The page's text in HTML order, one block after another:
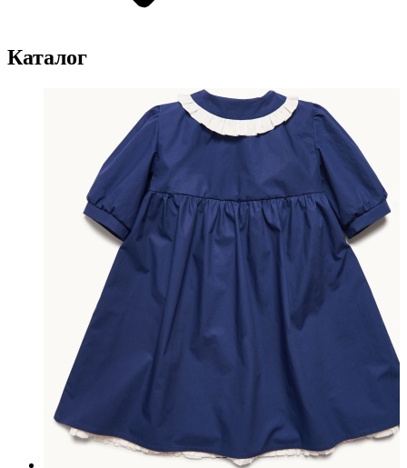
Каталог